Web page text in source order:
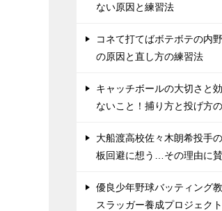
ない原因と練習法
コネて打てばボテボテの内
の原因と直し方の練習法
キャッチボールの大切さと
ないこと！捕り方と投げ方
大船渡高校佐々木朗希投手
板回避に想う…その理由に
優良少年野球バッティング
スラッガー養成プロジェク